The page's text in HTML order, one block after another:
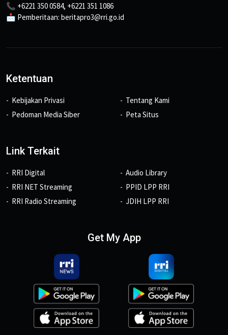
📞 +6221 350 0584, +6221 351 1086
📩 Pemberitaan: beritapro3@rri.go.id
Ketentuan
Kebijakan Privasi
Pedoman Media Siber
Tentang Kami
Peta Situs
Link Terkait
RRI Digital
RRI NET Streaming
RRI Radio Streaming
Audio Library
PPID LPP RRI
JDIH LPP RRI
Get My App